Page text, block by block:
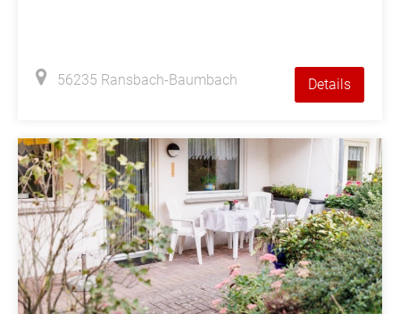
56235 Ransbach-Baumbach Details